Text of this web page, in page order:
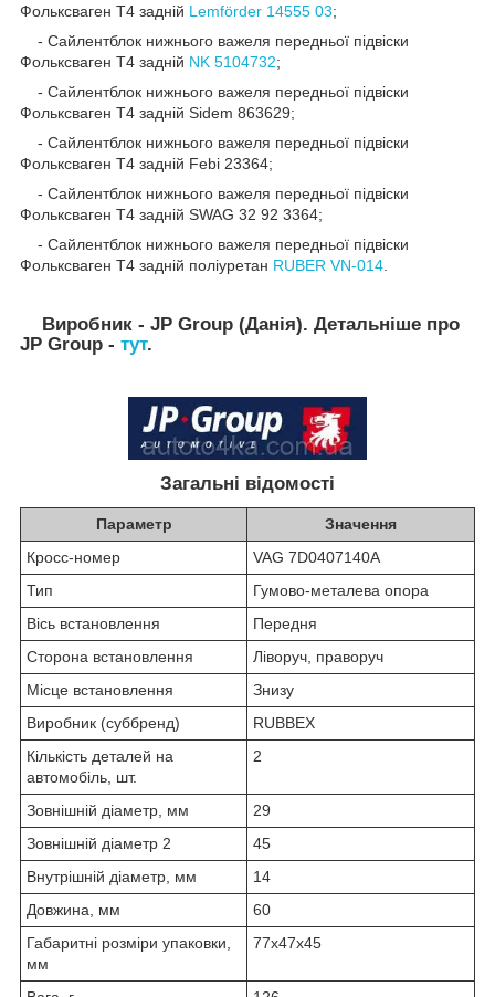
Фольксваген Т4 задній Lemförder 14555 03;
- Сайлентблок нижнього важеля передньої підвіски
Фольксваген Т4 задній NK 5104732;
- Сайлентблок нижнього важеля передньої підвіски
Фольксваген Т4 задній Sidem 863629;
- Сайлентблок нижнього важеля передньої підвіски
Фольксваген Т4 задній Febi 23364;
- Сайлентблок нижнього важеля передньої підвіски
Фольксваген Т4 задній SWAG 32 92 3364;
- Сайлентблок нижнього важеля передньої підвіски
Фольксваген Т4 задній поліуретан RUBER VN-014
Виробник - JP Group (Данія). Детальніше про
JP Group - тут.
Загальні відомості
Параметр
Значення
Кросс-номер
VAG 7D0407140A
Тип
Гумово-металева опора
Вісь встановлення
Передня
Сторона встановлення
Ліворуч, праворуч
Місце встановлення
Знизу
Виробник (суббренд)
RUBBEX
Кількість деталей на
автомобіль, шт.
2
Зовнішній діаметр, мм
29
Зовнішній діаметр 2
45
Внутрішній діаметр, мм
14
Довжина, мм
60
Габаритні розміри упаковки,
мм
77х47х45